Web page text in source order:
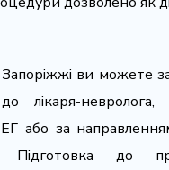
ви можете
лікаря-
або за
Підготовка до